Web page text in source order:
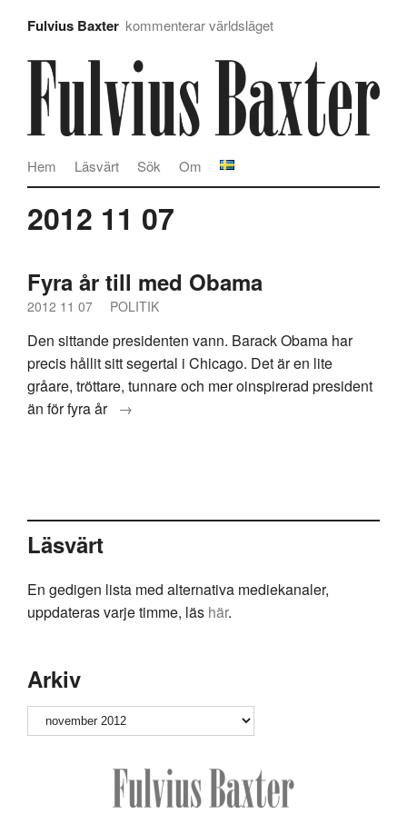
Fulvius Baxter kommenterar världsläget
Om
Sök
Läsvärt
Hem
2012 11 07
Fyra år till med Obama
2012 11 07 POLITIK
Den sittande presidenten vann. Barack Obama har
precis hållit sitt segertal i Chicago. Det är en lite
gråare, tröttare, tunnare och mer oinspirerad president
än för fyra år →
Läsvärt
En gedigen lista med alternativa mediekanaler,
uppdateras varje timme, läs här.
Arkiv
Arkiv